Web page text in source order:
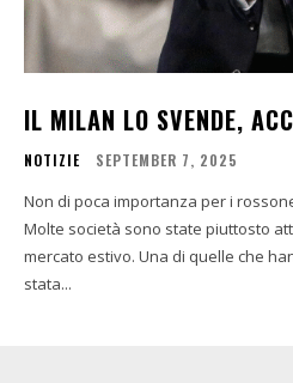
IL MILAN LO SVENDE,
NOTIZIE SEPTEMBER 7, 2025
Non di poca importanza per i
Molte società sono state piuttosto
mercato estivo. Una di quelle che
stata...